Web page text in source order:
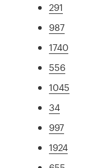
291
987
1740
556
1045
34
997
1924